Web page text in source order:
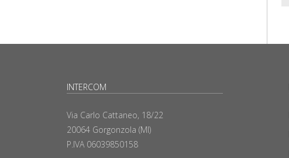
INTERCOM
Via Carlo Cattaneo, 18/22
20064 Gorgonzola (MI)
P.IVA 06039850158